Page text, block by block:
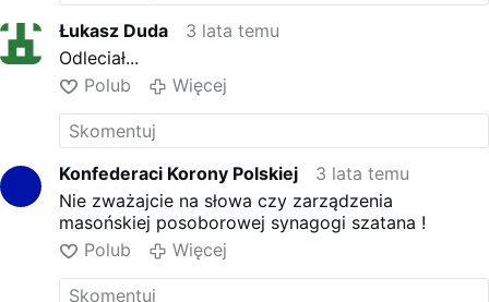
W rzeczywistości idea celibatu
wywodzi się z czasów
odzwierciedlenie woli samego
Chrystusa. Schizmatycy
bizantyjscy wpadli na
małżeństwa kapłanów wieki po
śmierci Jezusa, przez co
ograniczyli zdolność świadczenia
posługi kapłańskiej …
Więcej
Łukasz Duda
3 lata temu
Odleciał...
Polub
Więcej
Konfederaci Korony Polskiej
3 lata temu
Nie zważajcie na słowa czy zarządzenia
masońskiej posoborowej synagogi szatana !
Polub
Więcej